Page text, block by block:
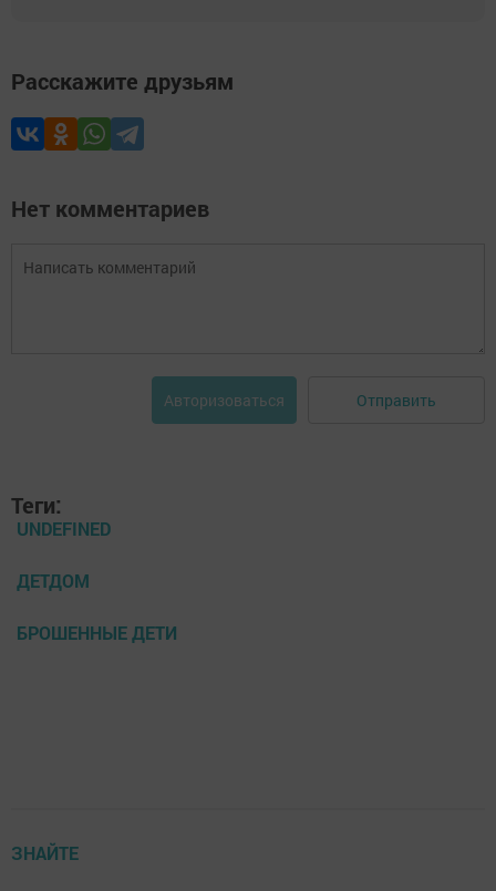
Расскажите друзьям
Нет комментариев
Авторизоваться Отправить
Теги:
UNDEFINED
ДЕТДОМ
БРОШЕННЫЕ ДЕТИ
ЗНАЙТЕ